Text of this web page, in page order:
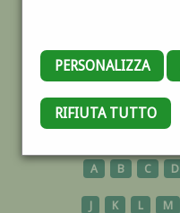
PERSONALIZZA
RIFIUTA TUTTO
BAMBINI
A B C D
J K L M